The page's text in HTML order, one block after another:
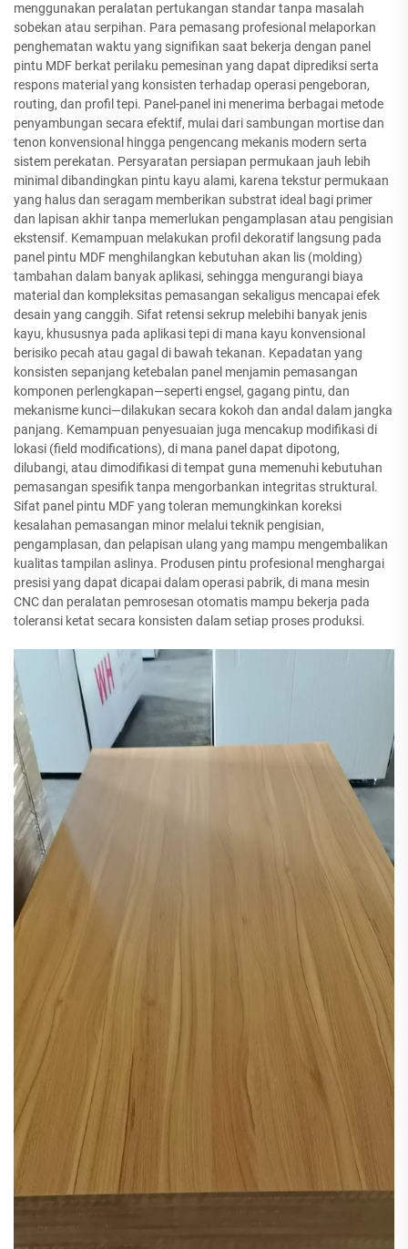
menggunakan peralatan pertukangan standar tanpa masalah
sobekan atau serpihan. Para pemasang profesional melaporkan
penghematan waktu yang signifikan saat bekerja dengan panel
pintu MDF berkat perilaku pemesinan yang dapat diprediksi serta
respons material yang konsisten terhadap operasi pengeboran,
routing, dan profil tepi. Panel-panel ini menerima berbagai metode
penyambungan secara efektif, mulai dari sambungan mortise dan
tenon konvensional hingga pengencang mekanis modern serta
sistem perekatan. Persyaratan persiapan permukaan jauh lebih
minimal dibandingkan pintu kayu alami, karena tekstur permukaan
yang halus dan seragam memberikan substrat ideal bagi primer
dan lapisan akhir tanpa memerlukan pengamplasan atau pengisian
ekstensif. Kemampuan melakukan profil dekoratif langsung pada
panel pintu MDF menghilangkan kebutuhan akan lis (molding)
tambahan dalam banyak aplikasi, sehingga mengurangi biaya
material dan kompleksitas pemasangan sekaligus mencapai efek
desain yang canggih. Sifat retensi sekrup melebihi banyak jenis
kayu, khususnya pada aplikasi tepi di mana kayu konvensional
berisiko pecah atau gagal di bawah tekanan. Kepadatan yang
konsisten sepanjang ketebalan panel menjamin pemasangan
komponen perlengkapan—seperti engsel, gagang pintu, dan
mekanisme kunci—dilakukan secara kokoh dan andal dalam jangka
panjang. Kemampuan penyesuaian juga mencakup modifikasi di
lokasi (field modifications), di mana panel dapat dipotong,
dilubangi, atau dimodifikasi di tempat guna memenuhi kebutuhan
pemasangan spesifik tanpa mengorbankan integritas struktural.
Sifat panel pintu MDF yang toleran memungkinkan koreksi
kesalahan pemasangan minor melalui teknik pengisian,
pengamplasan, dan pelapisan ulang yang mampu mengembalikan
kualitas tampilan aslinya. Produsen pintu profesional menghargai
presisi yang dapat dicapai dalam operasi pabrik, di mana mesin
CNC dan peralatan pemrosesan otomatis mampu bekerja pada
toleransi ketat secara konsisten dalam setiap proses produksi.